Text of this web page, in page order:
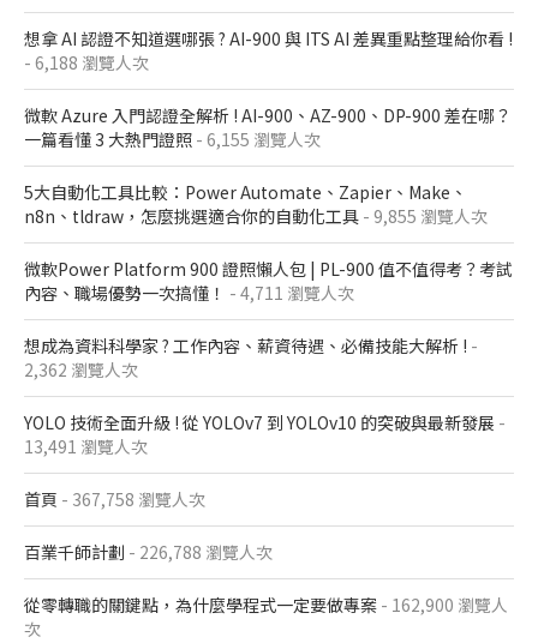
想拿 AI 認證不知道選哪張 ? AI-900 與 ITS AI 差異重點整理給你看 !
- 6,188 瀏覽人次
微軟 Azure 入門認證全解析​ ! AI-900、AZ-900、DP-900 差在哪？​
一篇看懂 3 大熱門證照​ - 6,155 瀏覽人次
5大自動化工具比較：Power Automate、Zapier、Make、
n8n、tldraw，怎麼挑選適合你的自動化工具 - 9,855 瀏覽人次
微軟Power Platform 900​ 證照懶人包​ | PL-900 值不值得考？考試
內容、職場優勢一次搞懂​！ - 4,711 瀏覽人次
想成為資料科學家 ? 工作內容、薪資待遇、必備技能大解析 ! -
2,362 瀏覽人次
YOLO 技術全面升級 ! 從 YOLOv7 到 YOLOv10 的突破與最新發展 -
13,491 瀏覽人次
首頁 - 367,758 瀏覽人次
百業千師計劃 - 226,788 瀏覽人次
從零轉職的關鍵點，為什麼學程式一定要做專案 - 162,900 瀏覽人
次